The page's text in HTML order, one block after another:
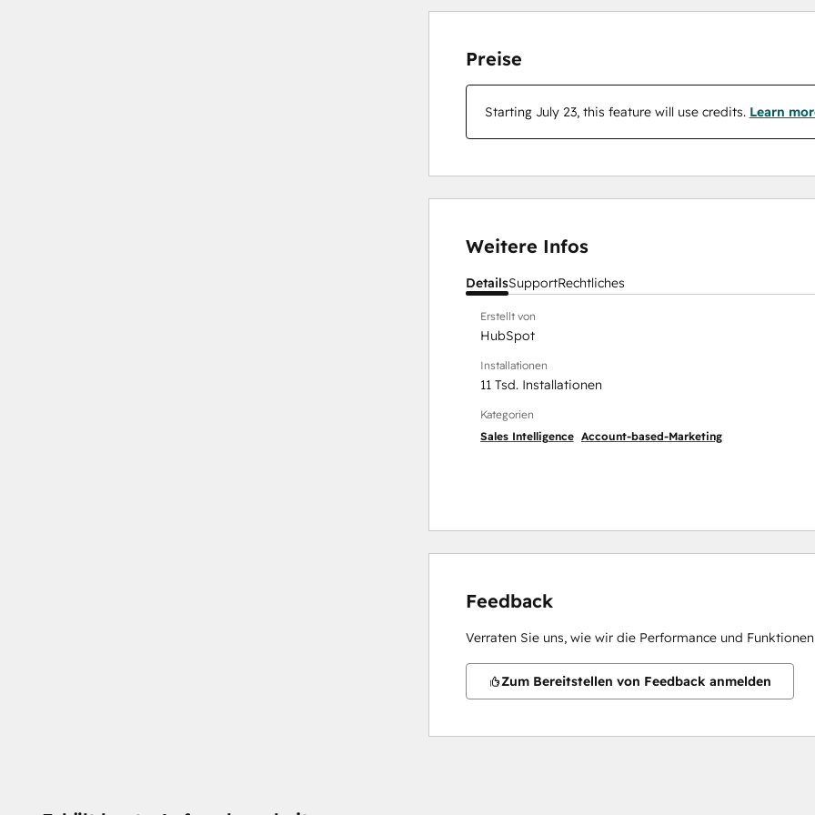
Preise
Starting July 23, this feature will use credits. Learn
Weitere Infos
DetailsSupportRechtliches
Erstellt von
HubSpot
Installationen
11 Tsd. Installationen
Kategorien
Sales Intelligence Account-based-Marketing
Feedback
Verraten Sie uns, wie wir die Performance und
Zum Bereitstellen von Feedback anmelden